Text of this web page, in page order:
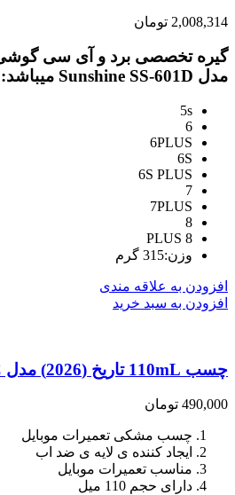
2,008,314 تومان
گیره تخصصی برد و آی سی
مدل Sunshine SS-601D میباشد:
5s
6
6PLUS
6S
6S PLUS
7
7PLUS
8
8 PLUS
وزن:315 گرم
افزودن به علاقه مندی
افزودن به سبد خرید
چسب 110mL تاریخ (2026) مدل T7000 MECHANIC
490,000 تومان
چسب مشکی تعمیرات موبایل
ایجاد کننده ی لایه ی ضد اب
مناسب تعمیرات موبایل
دارای حجم 110 میل